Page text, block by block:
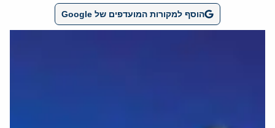
הוסף למקורות המועדפים של Google